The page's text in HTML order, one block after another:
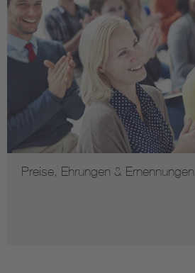
Preise, Ehrungen & Ernennungen